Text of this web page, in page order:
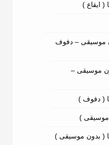
( ايقاع )
موسيقى – دفوف
موسيقى –
( دفوف )
موسيقى )
( بدون موسيقى )